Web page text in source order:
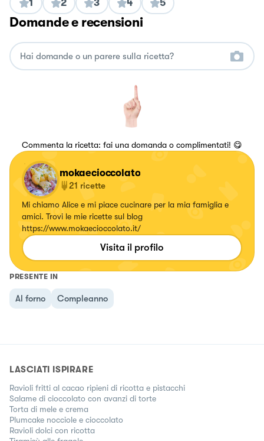
1 2 3 4 5
Domande e recensioni
Commenta la ricetta: fai una domanda o complimentati! 😋
mokaecioccolato
21 ricette
Mi chiamo Alice e mi piace cucinare per la mia famiglia e
amici. Trovi le mie ricette sul blog
https://www.mokaecioccolato.it/
Visita il profilo
PRESENTE IN
Al forno Compleanno
LASCIATI ISPIRARE
Ravioli fritti al cacao ripieni di ricotta e pistacchi
Salame di cioccolato con avanzi di torte
Torta di mele e crema
Plumcake nocciole e cioccolato
Ravioli dolci con ricotta